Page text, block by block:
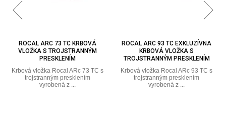
ROCAL ARC 73 TC KRBOVÁ
VLOŽKA S TROJSTRANNÝM
PRESKLENÍM
Krbová vložka Rocal ARc 73 TC s
trojstranným presklením
vyrobená z ...
ROCAL ARC 93 TC EXKLUZÍVNA
KRBOVÁ VLOŽKA S
TROJSTRANNÝM PRESKLENÍM
Krbová vložka Rocal ARc 93 TC s
trojstranným presklením
vyrobená z ...